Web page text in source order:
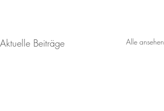
Aktuelle Beiträge Alle ansehen